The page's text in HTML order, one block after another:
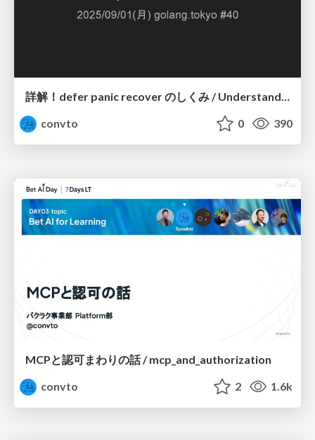
詳解！defer panic recover のしくみ / Understanding defer, panic, and recover
convto
0 390
MCPと認可まわりの話 / mcp_and_authorization
convto
2 1.6k